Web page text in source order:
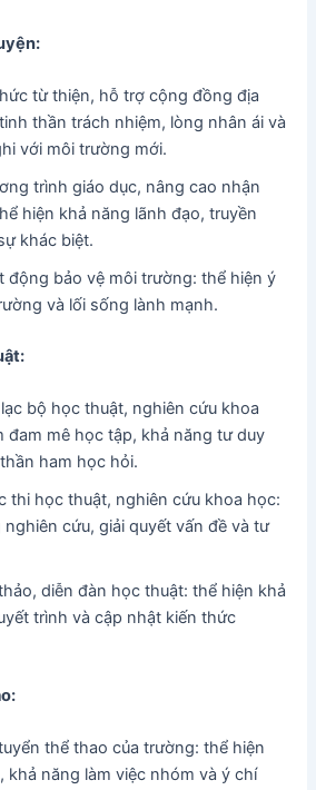
từ thiện, hỗ trợ cộng đồng địa
thần trách nhiệm, lòng nhân ái và
với môi trường mới.
trình giáo dục, nâng cao nhận
hiện khả năng lãnh đạo, truyền
khác biệt.
động bảo vệ môi trường: thể hiện ý
và lối sống lành mạnh.
bộ học thuật, nghiên cứu khoa
đam mê học tập, khả năng tư duy
ham học hỏi.
thi học thuật, nghiên cứu khoa học:
cứu, giải quyết vấn đề và tư
diễn đàn học thuật: thể hiện khả
trình và cập nhật kiến thức
thể thao của trường: thể hiện
khả năng làm việc nhóm và ý chí